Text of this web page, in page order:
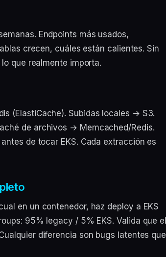
Endpoints más usados,
crecen, cuáles están calientes. Sin
que realmente importa.
(ElastiCache). Subidas locales → S3.
de archivos → Memcached/Redis.
de tocar EKS. Cada extracción es
en un contenedor, haz deploy a EKS
95% legacy / 5% EKS. Valida que el
diferencia son bugs latentes que